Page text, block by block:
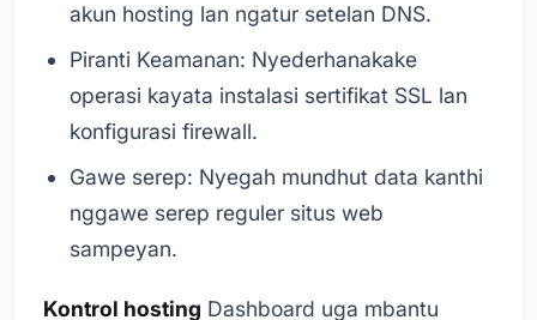
akun hosting lan ngatur setelan DNS.
Piranti Keamanan: Nyederhanakake
operasi kayata instalasi sertifikat SSL lan
konfigurasi firewall.
Gawe serep: Nyegah mundhut data kanthi
nggawe serep reguler situs web
sampeyan.
Kontrol hosting Dashboard uga mbantu